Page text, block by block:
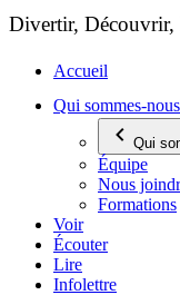
Divertir,
Accueil
Qui sommes-
Qui
Équipe
Nous
Formations
Voir
Écouter
Lire
Infolettre